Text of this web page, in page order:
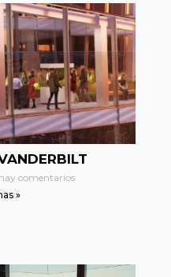
comentarios
»